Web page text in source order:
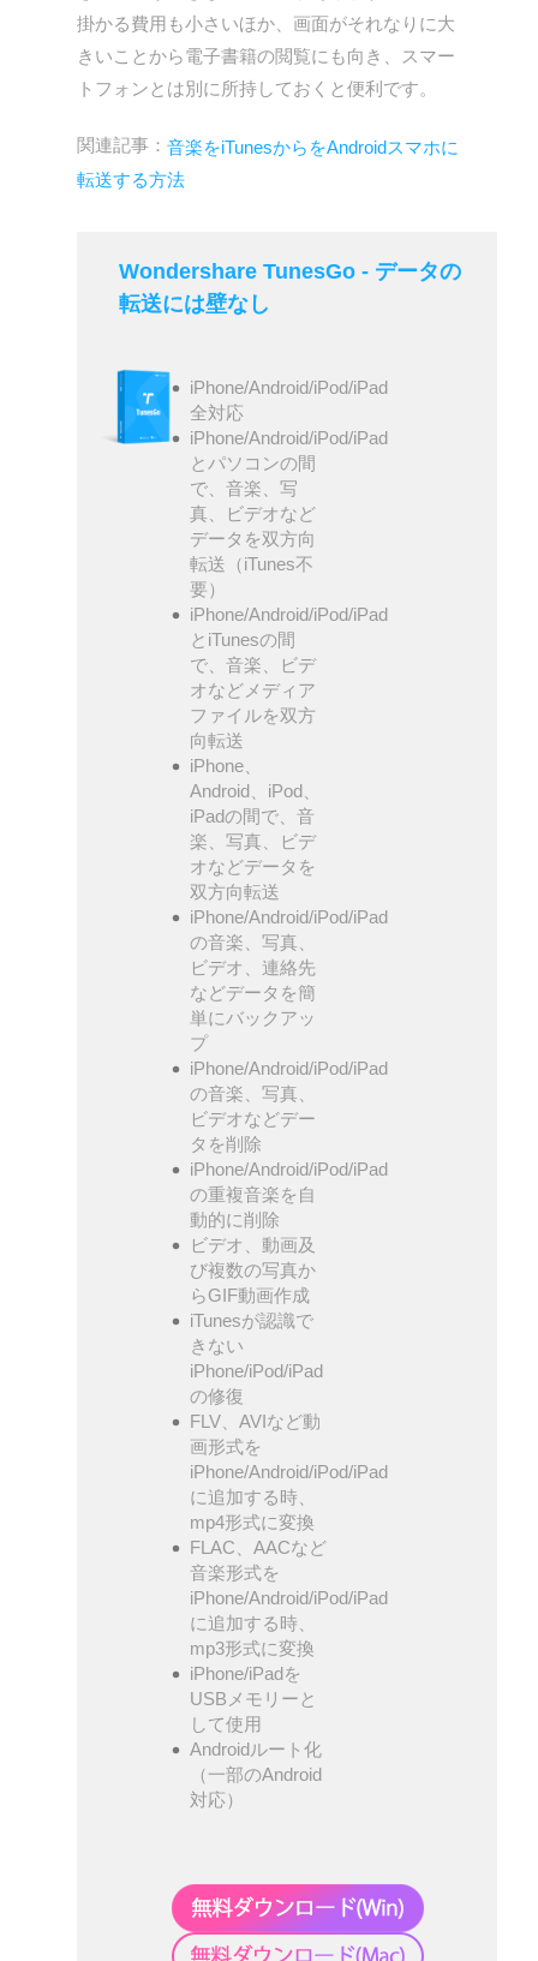
掛かる費用も小さいほか、画面がそれなりに大
きいことから電子書籍の閲覧にも向き、スマー
トフォンとは別に所持しておくと便利です。
関連記事： 音楽をiTunesからをAndroidスマホに
転送する方法
Wondershare TunesGo - データの
転送には壁なし
iPhone/Android/iPod/iPad
全対応
iPhone/Android/iPod/iPad
とパソコンの間
で、音楽、写
真、ビデオなど
データを双方向
転送（iTunes不
要）
iPhone/Android/iPod/iPad
とiTunesの間
で、音楽、ビデ
オなどメディア
ファイルを双方
向転送
iPhone、
Android、iPod、
iPadの間で、音
楽、写真、ビデ
オなどデータを
双方向転送
iPhone/Android/iPod/iPad
の音楽、写真、
ビデオ、連絡先
などデータを簡
単にバックアッ
プ
iPhone/Android/iPod/iPad
の音楽、写真、
ビデオなどデー
タを削除
iPhone/Android/iPod/iPad
の重複音楽を自
動的に削除
ビデオ、動画及
び複数の写真か
らGIF動画作成
iTunesが認識で
きない
iPhone/iPod/iPad
の修復
FLV、AVIなど動
画形式を
iPhone/Android/iPod/iPad
に追加する時、
mp4形式に変換
FLAC、AACなど
音楽形式を
iPhone/Android/iPod/iPad
に追加する時、
mp3形式に変換
iPhone/iPadを
USBメモリーと
して使用
Androidルート化
（一部のAndroid
対応）